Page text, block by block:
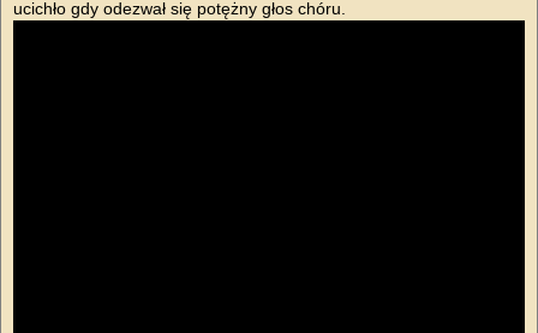
ucichło gdy odezwał się potężny głos chóru.